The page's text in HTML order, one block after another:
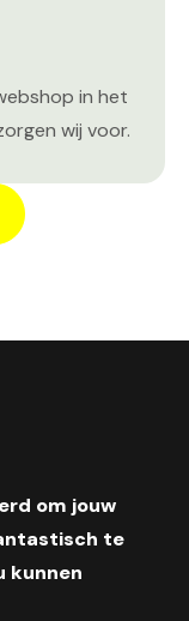
in het
wij voor.
om jouw
te
kunnen